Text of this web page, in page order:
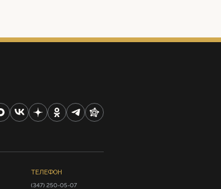
ТЕЛЕФОН
(347) 250-05-07